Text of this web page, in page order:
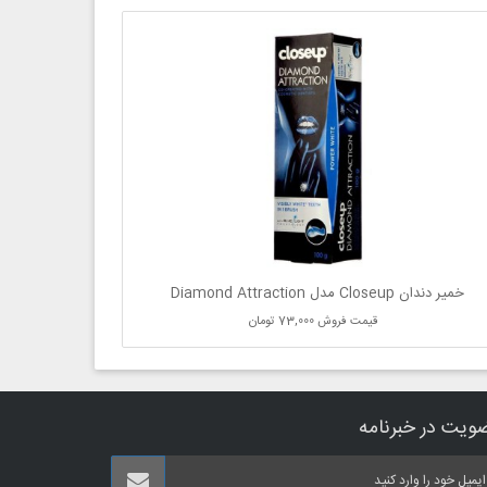
خمیر دندان Closeup مدل Diamond Attraction
قیمت فروش73,000 تومان
در خبرنامه